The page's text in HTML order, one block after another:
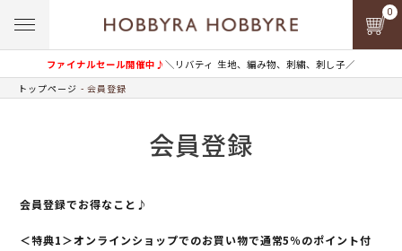
ファイナルセール開催中♪＼リバティ 生地、編み物、刺繍、刺し子／
0
トップページ 会員登録
会員登録
会員登録でお得なこと♪
＜特典1＞オンラインショップでのお買い物で通常5％のポイント付